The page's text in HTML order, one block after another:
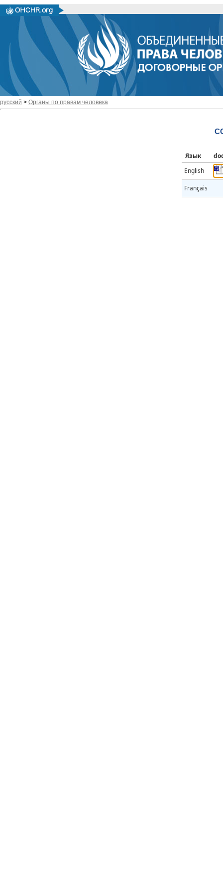
русский > Органы по правам человека
Язык
English
Français